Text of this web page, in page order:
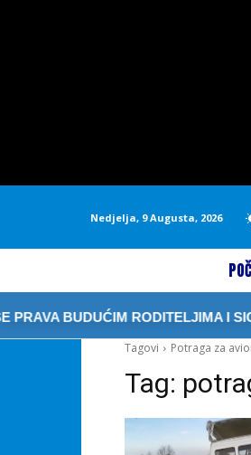
Nedjelja, 9 Augusta, 2026
BUDUĆIM RODITELJIMA I
Tagovi
Potraga za
Tag: